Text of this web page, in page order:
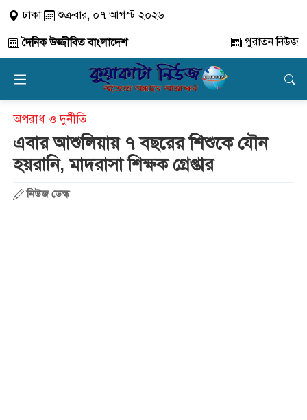
ঢাকা
শুক্রবার, ০৭ আগস্ট ২০২৬
দৈনিক উজ্জীবিত বাংলাদেশ
পুরাতন নিউজ
অপরাধ ও দুর্নীতি
এবার আশুলিয়ায় ৭ বছরের শিশুকে যৌন
হয়রানি, মাদরাসা শিক্ষক গ্রেপ্তার
নিউজ ডেস্ক